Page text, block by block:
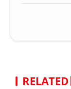
RELATED